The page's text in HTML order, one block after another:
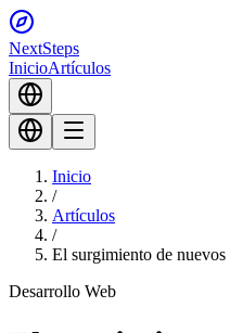
NextSteps
InicioArtículos
Inicio
/
Artículos
/
El surgimiento de
Desarrollo Web